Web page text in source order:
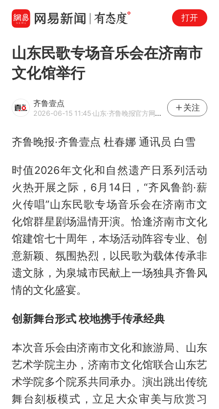
打开
山东民歌专场音乐会在济南市
文化馆举行
齐鲁壹点
2026-06-15 11:45·山东·齐鲁晚报官方网易号
关注
齐鲁晚报·齐鲁壹点 杜春娜 通讯员 白雪
时值2026年文化和自然遗产日系列活动
火热开展之际，6月14日，“齐风鲁韵·薪
火传唱”山东民歌专场音乐会在济南市文
化馆群星剧场温情开演。恰逢济南市文化
馆建馆七十周年，本场活动阵容专业、创
意新颖、氛围热烈，以民歌为载体传承非
遗文脉，为泉城市民献上一场独具齐鲁风
情的文化盛宴。
创新舞台形式 校地携手传承经典
本次音乐会由济南市文化和旅游局、山东
艺术学院主办，济南市文化馆联合山东艺
术学院多个院系共同承办。演出跳出传统
舞台刻板模式，立足大众审美与欣赏习